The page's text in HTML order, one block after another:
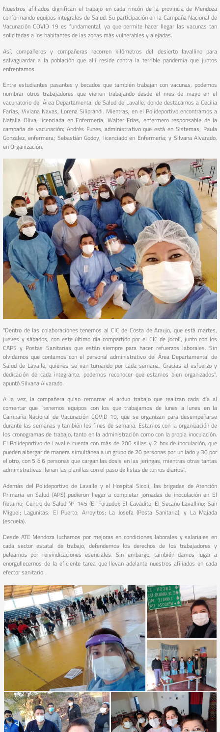
Nuestros afiliados dignifican el trabajo en cada rincón de la provincia de Mendoza
conformando equipos integrales de Salud. Su participación en la Campaña Nacional de
Vacunación COVID 19 es fundamental, ya que permite hacer llegar las vacunas tan
solicitadas a los habitantes de las zonas más vulnerables y alejadas.
Así, compañeros y compañeras recorren kilómetros del desierto lavallino para
salvaguardar a la población que allí reside contra la terrible pandemia que juntos
enfrentamos.
Entre estudiantes pasantes y becados que también trabajan con vacunas, podemos
nombrar otros trabajadores que vienen trabajando desde el mes de mayo en el
vacunatorio del Área Departamental de Salud de Lavalle, donde destacamos a Cecilia
Farías, Viviana Navas, Lorena Siliprandi. Mientras, en el Polideportivo encontramos a
Natalia Oliva, licenciada en Enfermería; Walter Frías, enfermero responsable de la
campaña de vacunación; Andrés Funes, administrativo que está en Sistemas; Paula
Gonzalez, enfermera; Sebastián Godoy, licenciado en Enfermería; y Silvana Alvarado,
en Organización.
“Dentro de las colaboraciones tenemos al CIC de Costa de Araujo, que está martes,
jueves y sábados, con este último día compartido por el CIC de Jocolí, junto con los
CAPS y Postas Sanitarias que están siempre para hacer refuerzos laborales. Sin
olvidarnos que contamos con el personal administrativo del Área Departamental de
Salud de Lavalle, quienes se van turnando por cada semana. Gracias al esfuerzo y
dedicación de cada integrante, podemos reconocer que estamos bien organizados”,
apuntó Silvana Alvarado.
A la vez, la compañera quiso remarcar el arduo trabajo que realizan cada día al
comentar que “tenemos equipos con los que trabajamos de lunes a lunes en la
Campaña Nacional de Vacunación COVID 19, que se organizan para desempeñarse
durante las semanas y también los fines de semana. Estamos con la organización de
los cronogramas de trabajo, tanto en la administración como con la propia inoculación.
El Polideportivo de Lavalle cuenta con más de 200 sillas y 2 box de inoculación, que
pueden albergar de manera simultánea a un grupo de 20 personas por un lado y 30 por
el otro, con 5 ó 6 personas que cargan las dosis en las jeringas, mientras otras tantas
administrativas llenan las planillas con el paso de listas de turnos diarios”.
Además del Polideportivo de Lavalle y el Hospital Sicoli, las brigadas de Atención
Primaria en Salud (APS) pudieron llegar a completar jornadas de inoculación en El
Retamo; Centro de Salud Nº 145 (El Forzudo); El Cavadito; El Secano Lavallino; San
Miguel; Lagunitas; El Puerto; Arroyitos; La Josefa (Posta Sanitaria); y La Majada
(escuela).
Desde ATE Mendoza luchamos por mejoras en condiciones laborales y salariales en
cada sector estatal de trabajo, defendemos los derechos de los trabajadores y
peleamos por reivindicaciones esenciales. Sin embargo, también damos lugar a
enorgullecernos de la eficiente tarea que llevan adelante nuestros afiliados en cada
efector sanitario.